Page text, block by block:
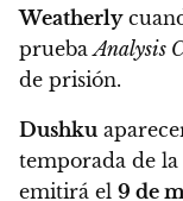
Weatherly
pruebaAnalysis
de prisión.
Dushku
temporada de la
emitirá el 9 de